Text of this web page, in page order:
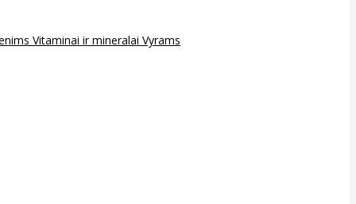
Vitaminai ir mineralai Vyrams